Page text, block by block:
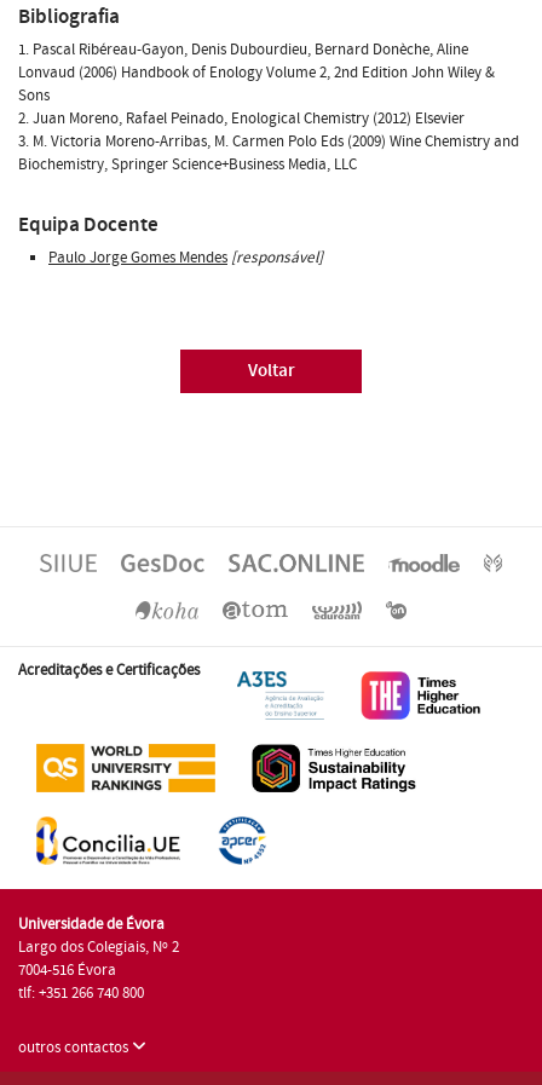
Bibliografia
1. Pascal Ribéreau-Gayon, Denis Dubourdieu, Bernard Donèche, Aline
Lonvaud (2006) Handbook of Enology Volume 2, 2nd Edition John Wiley &
Sons
2. Juan Moreno, Rafael Peinado, Enological Chemistry (2012) Elsevier
3. M. Victoria Moreno-Arribas, M. Carmen Polo Eds (2009) Wine Chemistry and
Biochemistry, Springer Science+Business Media, LLC
Equipa Docente
Paulo Jorge Gomes Mendes [responsável]
Voltar
Acreditações e Certificações
Universidade de Évora
Largo dos Colegiais, Nº 2
7004-516 Évora
tlf: +351 266 740 800
outros contactos